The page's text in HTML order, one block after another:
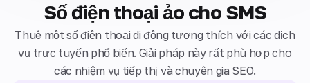
Số điện thoại ảo cho SMS
Thuê một số điện thoại di động tương thích với các dịch
vụ trực tuyến phổ biến. Giải pháp này rất phù hợp cho
các nhiệm vụ tiếp thị và chuyên gia SEO.